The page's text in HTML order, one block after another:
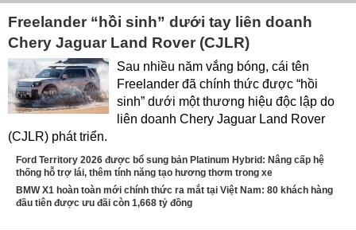
Freelander “hồi sinh” dưới tay liên doanh
Chery Jaguar Land Rover (CJLR)
Sau nhiều năm vắng bóng, cái tên
Freelander đã chính thức được “hồi
sinh” dưới một thương hiệu độc lập do
liên doanh Chery Jaguar Land Rover
(CJLR) phát triển.
Ford Territory 2026 được bổ sung bản Platinum Hybrid: Nâng cấp hệ
thống hỗ trợ lái, thêm tính năng tạo hương thơm trong xe
BMW X1 hoàn toàn mới chính thức ra mắt tại Việt Nam: 80 khách hàng
đầu tiên được ưu đãi còn 1,668 tỷ đồng